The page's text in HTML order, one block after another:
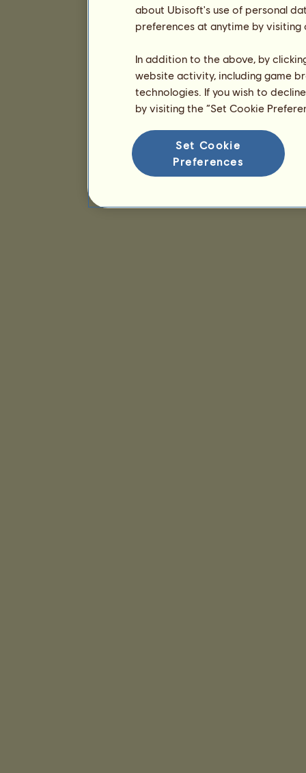
about Ubisoft's use of personal
preferences at anytime by
In addition to the above, by
website activity, including game
technologies. If you wish to
by visiting the “Set Cookie
Set Cookie
Preferences